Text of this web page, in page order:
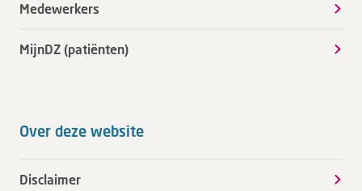
Medewerkers
MijnDZ (patiënten)
Over deze website
Disclaimer